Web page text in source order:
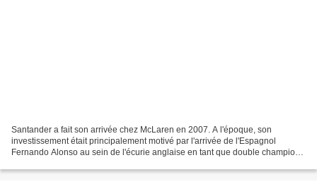
Santander a fait son arrivée chez McLaren en 2007. A l'époque, son
investissement était principalement motivé par l'arrivée de l'Espagnol
Fernando Alonso au sein de l'écurie anglaise en tant que double champion